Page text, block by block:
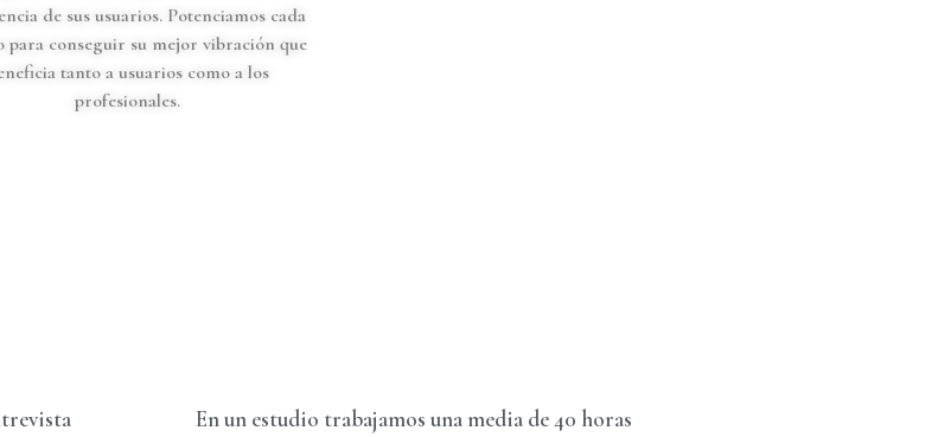
de sus usuarios. Potenciamos cada
para conseguir su mejor vibración que
tanto a usuarios como a los
profesionales.
En un estudio trabajamos una media de 40 horas